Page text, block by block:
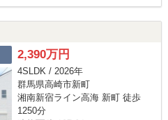
2,390万円
4SLDK / 2026年
群馬県高崎市新町
湘南新宿ライン高海 新町 徒歩
1250分